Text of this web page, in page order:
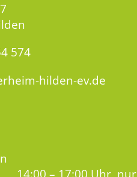
574
hilden-ev.de